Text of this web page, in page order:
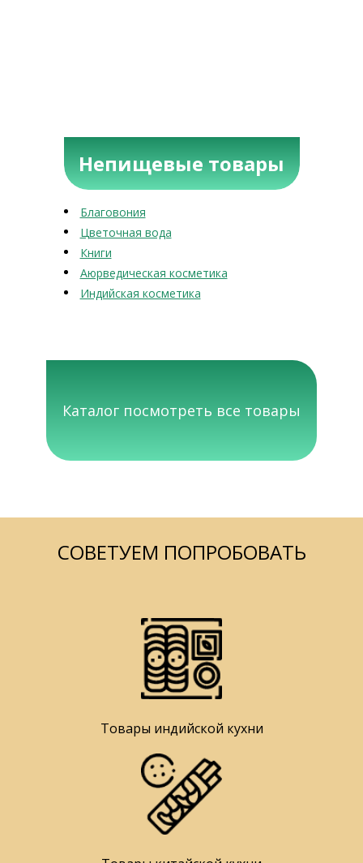
Непищевые товары
Благовония
Цветочная вода
Книги
Аюрведическая косметика
Индийская косметика
Каталог посмотреть все товары
СОВЕТУЕМ ПОПРОБОВАТЬ
Товары индийской кухни